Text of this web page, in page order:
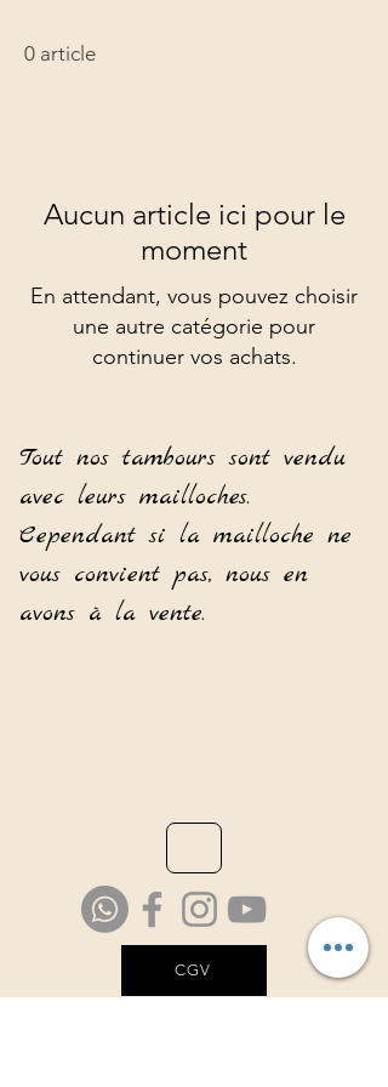
0 article
Aucun article ici pour le
moment
En attendant, vous pouvez choisir
une autre catégorie pour
continuer vos achats.
Tout nos tambours sont vendu
avec leurs mailloches.
Cependant si la mailloche ne
vous convient pas, nous en
avons à la vente.
CGV